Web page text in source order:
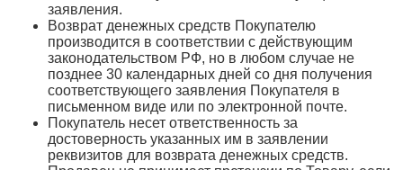
заявления.
Возврат денежных средств Покупателю
производится в соответствии с действующим
законодательством РФ, но в любом случае не
позднее 30 календарных дней со дня получения
соответствующего заявления Покупателя в
письменном виде или по электронной почте.
Покупатель несет ответственность за
достоверность указанных им в заявлении
реквизитов для возврата денежных средств.